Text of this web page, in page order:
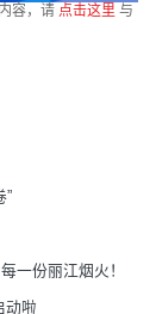
容，请 点击这里 与
”
一份丽江烟火！
动啦